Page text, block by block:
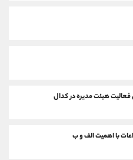
هیئت مدیره در کدال
با اهمیت الف و ب